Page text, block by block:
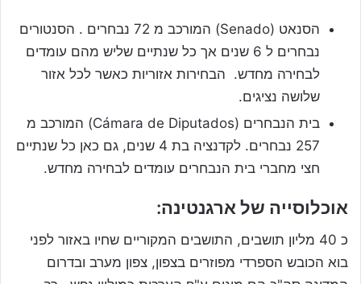
הסנאט (Senado) המורכב מ 72 נבחרים . הסנטורים
נבחרים ל 6 שנים אך כל שנתיים שליש מהם עומדים
לבחירה מחדש. הבחירות אזוריות כאשר לכל אזור
שלושה נציגים.
בית הנבחרים (Cámara de Diputados) המורכב מ
257 נבחרים. לקדנציה בת 4 שנים, גם כאן כל שנתיים
חצי מחברי בית הנבחרים עומדים לבחירה מחדש.
אוכלוסייה של ארגנטינה:
כ 40 מליון תושבים, התושבים המקוריים שחיו באזור לפני
בוא הכובש הספרדי מפוזרים בצפון, צפון מערב ובדרום